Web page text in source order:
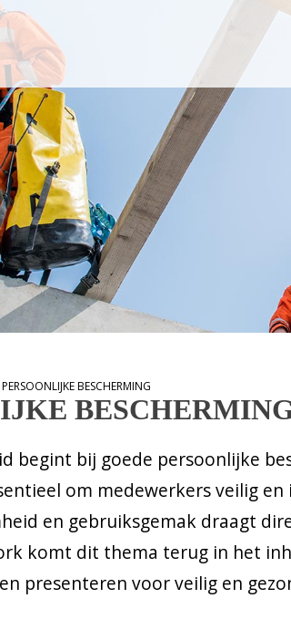
BESCHERMING
begint bij goede persoonlijke
om medewerkers veilig
en gebruiksgemak draagt
komt dit thema terug in het
presenteren voor veilig en